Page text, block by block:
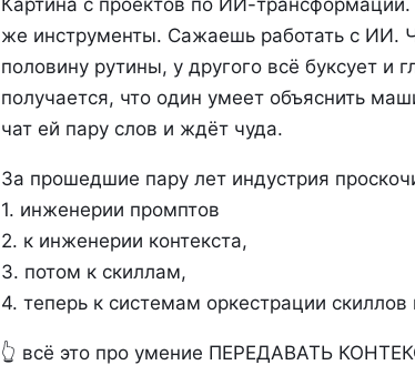
Картина с проектов по ИИ-
же инструменты. Сажаешь работать с ИИ.
половину рутины, у другого всё буксует и
получается, что один умеет объяснить
чат ей пару слов и ждёт чуда.
За прошедшие пару лет индустрия
1. инженерии промптов
2. к инженерии контекста,
3. потом к скиллам,
4. теперь к системам оркестрации
👆 всё это про умение ПЕРЕДАВАТЬ